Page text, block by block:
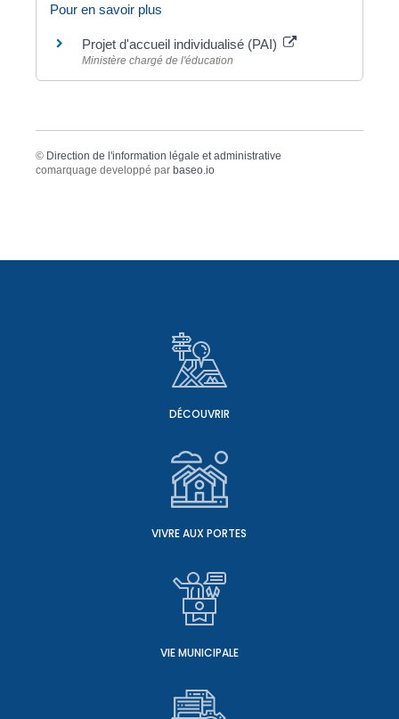
Pour en savoir plus
Projet d'accueil individualisé (PAI)
Ministère chargé de l'éducation
© Direction de l'information légale et administrative
comarquage developpé par baseo.io
DÉCOUVRIR
VIVRE AUX PORTES
VIE MUNICIPALE